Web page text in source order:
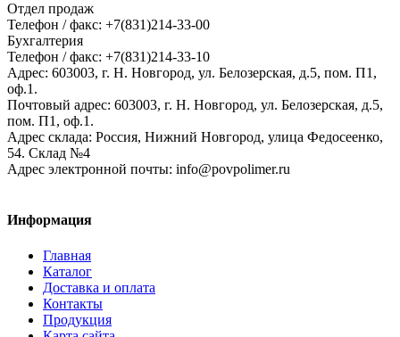
Отдел продаж
Телефон / факс: +7(831)214-33-00
Бухгалтерия
Телефон / факс: +7(831)214-33-10
Адрес: 603003, г. Н. Новгород, ул. Белозерская, д.5, пом. П1,
оф.1.
Почтовый адрес: 603003, г. Н. Новгород, ул. Белозерская, д.5,
пом. П1, оф.1.
Адрес склада: Россия, Нижний Новгород, улица Федосеенко,
54. Склад №4
Адрес электронной почты: info@povpolimer.ru
Информация
Главная
Каталог
Доставка и оплата
Контакты
Продукция